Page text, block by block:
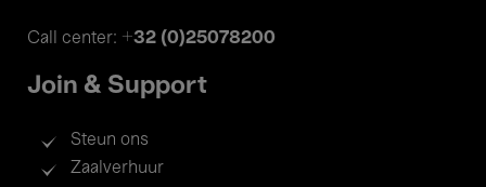
Call center: +32 (0)25078200
Join & Support
Steun ons
Zaalverhuur